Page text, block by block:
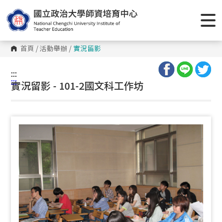
到
主
要
內
容
區 首頁 /活動舉辦 / 實況留影
:::
:::
實況留影 - 101-2國文科工作坊